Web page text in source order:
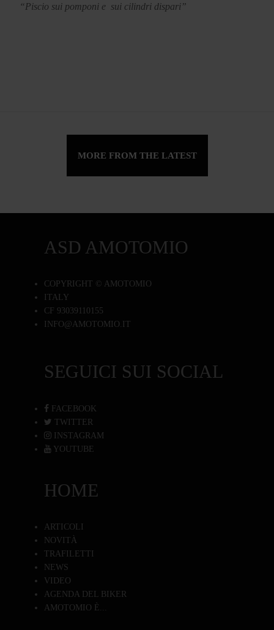
“Piscio sui pomponi e sui cilindri dispari”
MORE FROM THE LATEST
ASD AMOTOMIO
COPYRIGHT © AMOTOMIO
ITALY
CF 93039110155
INFO@AMOTOMIO.IT
SEGUICI SUI SOCIAL
FACEBOOK
TWITTER
INSTAGRAM
YOUTUBE
HOME
ARTICOLI
NOVITÀ
TRAFILETTI
NEWS
VIDEO
AGENDA DEL BIKER
AMOTOMIO È...